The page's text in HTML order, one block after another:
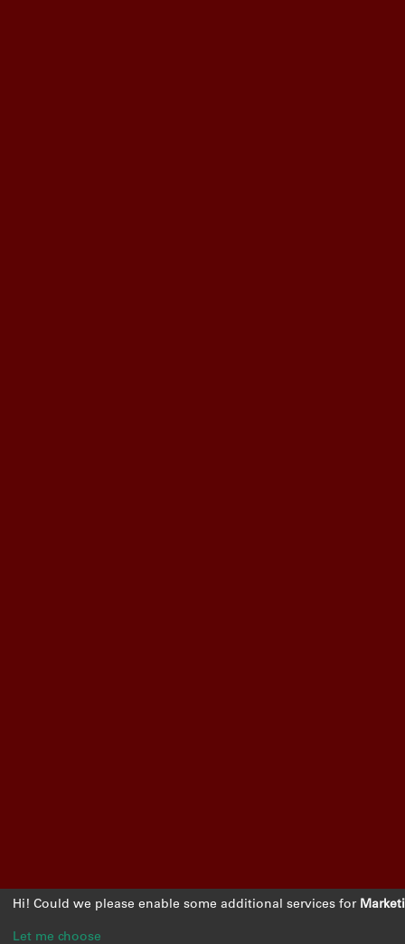
Hi! Could we please enable some additional services for
Let me choose